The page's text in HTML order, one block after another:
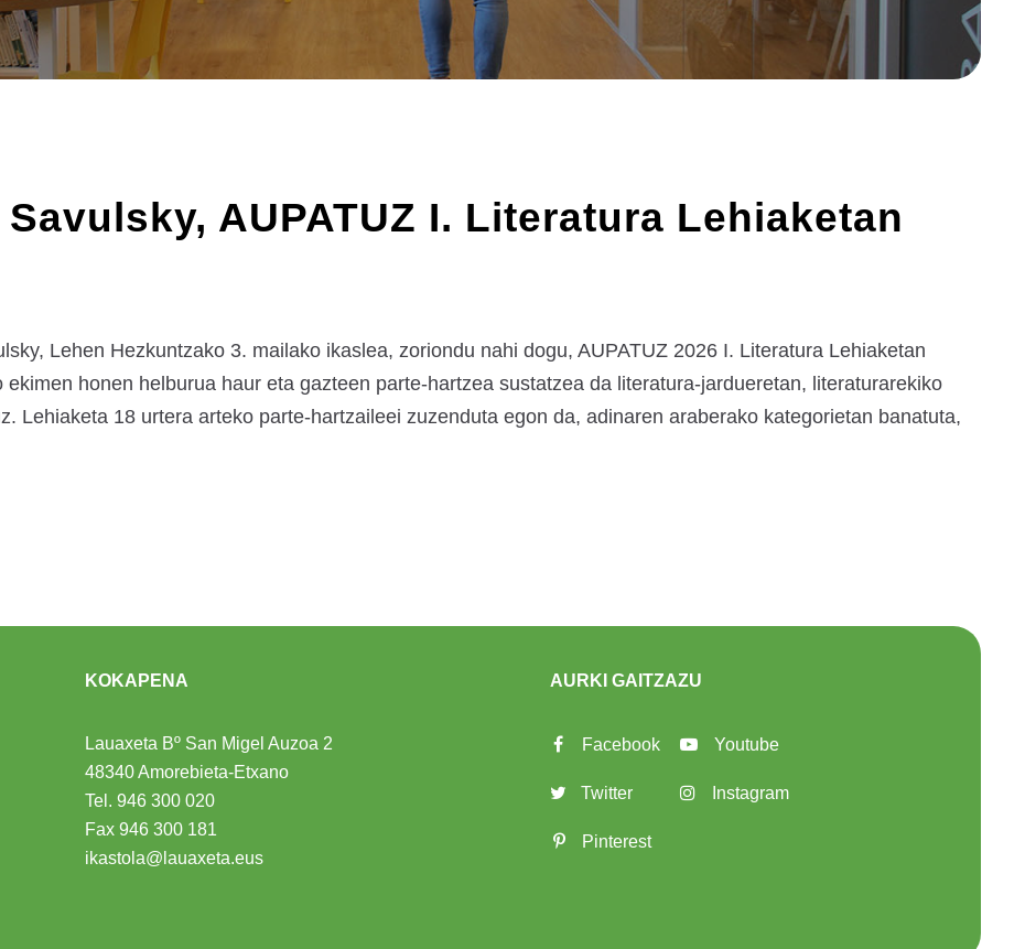
AUPATUZ I. Literatura Lehiaketan
Lehen Hezkuntzako 3. mailako ikaslea, zoriondu nahi dogu, AUPATUZ 2026 I. Literatura Lehiaketan
honen helburua haur eta gazteen parte-hartzea sustatzea da literatura-jardueretan, literaturarekiko
Lehiaketa 18 urtera arteko parte-hartzaileei zuzenduta egon da, adinaren araberako kategorietan banatuta,
KOKAPENA
Lauaxeta Bº San Migel Auzoa 2
48340 Amorebieta-Etxano
Tel.946 300 020
Fax 946 300 181
ikastola@lauaxeta.eus
AURKI GAITZAZU
Facebook
Twitter
Pinterest
Youtube
Instagram